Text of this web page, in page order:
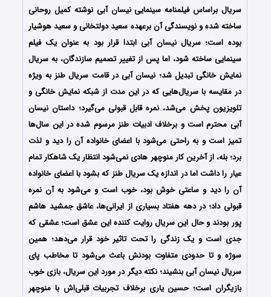
سریال براساس فیلمنامه سینمایی نیسان آبی نوشته کمیل روحانی
ساخته شده و نویسندگی آن برعهده سعید دولتخانی و سعید هوشیار
بوده است؛ سریال نیسان آبی ابتدا قرار بود به عنوان یک فیلم
سینمایی ساخته شود، اما پس از تغییر تصمیم سازندگان، به سریال
نمایش خانگی تبدیل شد؛ نیسان آبی در قامت سریال طنز به ویژه
در مقایسه با سریال‌هایی که در این مدت از شبکه نمایش خانگی و
تلویزیون پخش می‌شد، نمره قابل قبولی می‌گیرد؛ داستان نیسان
آبی محترم است و برخلاف ادبیات طنز مرسوم شده در این سال‌ها
تمیز است و به راحتی می‌شود با اعضای خانواده آن را دید و لذت
برد؛ بله، از آخرین کار منوچهر هادی نمی‌شود انتظار یک شاهکار تمام
عیار را داشت اما در اندازه یک سریال طنز که بشود با اعضای خانواده
آن را دید و ساعتی خوش بود، خوب است و می‌شود به آن نمره
قبولی داد؛ در دهه هفتاد بسیاری از ایرانی‌ها، عاشق جمشید هاشم
پور بودند و حال این سریال روایت کننده این عشق است؛ عشقی که
جدی است و یک زندگی را تحت تاثیر خود قرار می‌دهد؛ همین
سوژه و تا حدودی متفاوت بودنش باعث می‌شود تا مخاطب پای
سریال نیسان آبی بنشیند؛ نکته دیگر در مورد این سریال، بازی خوب
بازیگران است؛ حسین یاری برخلاف تجربیات قبلی‌اش با منوچهر